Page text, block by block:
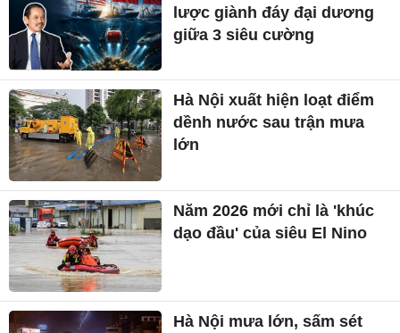
lược giành đáy đại dương
giữa 3 siêu cường
Hà Nội xuất hiện loạt điểm
dềnh nước sau trận mưa
lớn
Năm 2026 mới chỉ là 'khúc
dạo đầu' của siêu El Nino
Hà Nội mưa lớn, sấm sét